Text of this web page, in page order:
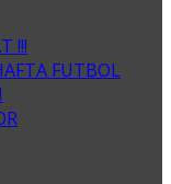
!!!
FUTBOL